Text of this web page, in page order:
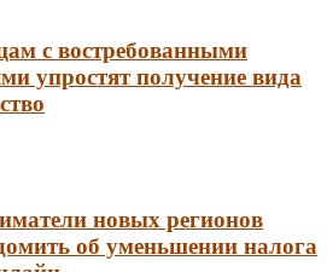
с востребованными
упростят получение вида
новых регионов
об уменьшении налога